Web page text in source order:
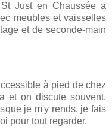
Just en Chaussée a
meubles et vaisselles
et de seconde-main
à pied de chez
et on discute souvent.
je m'y rends, je fais
pour tout regarder.